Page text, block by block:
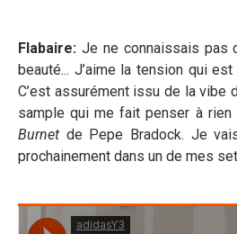
Flabaire: Je ne connaissais pas
beauté... J’aime la tension qui
C’est assurément issu de la vibe
sample qui me fait penser à rien
Burnet de Pepe Bradock. Je
prochainement dans un de mes